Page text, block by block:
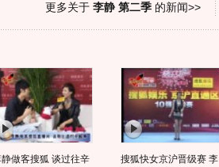
更多关于 李静 第二季的新闻>>
做客搜狐 谈过往辛
搜狐快女京沪晋级赛 李